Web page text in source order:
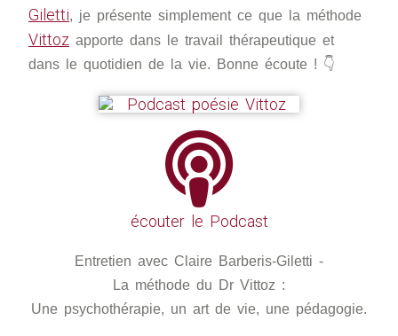
Giletti, je présente simplement ce que la méthode
Vittoz apporte dans le travail thérapeutique et
dans le quotidien de la vie. Bonne écoute ! 👇
écouter le Podcast
Entretien avec Claire Barberis-Giletti -
La méthode du Dr Vittoz :
Une psychothérapie, un art de vie, une pédagogie.